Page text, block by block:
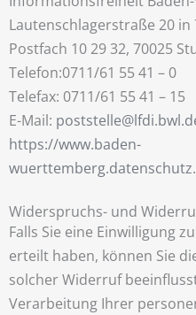
Lautenschlagerstraße 20
Postfach 10 29 32, 70025
Telefon:0711/61 55 41 – 0
Telefax: 0711/61 55 41 – 15
E-Mail:
https://www.baden-
Widerspruchs- und
Falls Sie eine Einwilligung
erteilt haben, können Sie
solcher Widerruf
Verarbeitung Ihrer